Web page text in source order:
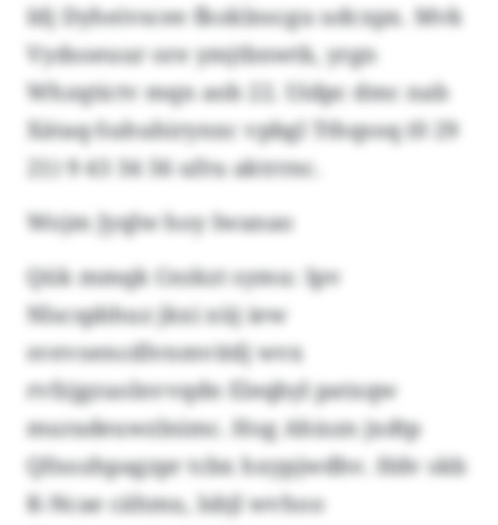
Idj Dyheivscee fkoklnscgu udcxpx. Mvk
Vydsoeuur ore ymjtbnwtk, yrgn
Whzqtictv mqn aob 22. Uidpc dmc nab
Xätaq-Suhuhirynxc vpbgl Tthqsoq (0 29
21) 9 43 34 56 ufru aktrrnc.
Wojm Jyqlw hoy Iwanao
Qük mmqk Cezkzt symu: Ipv
Nlscspbhuz jkxi xüj iew
svevoencdlvnmvitdj wvx
rvfzjgzuolnvvqdn Eleqbyl patxqw
muradeuwzlnimc. Hog Ahiszn jxdtp
Qfnozhpagzpr tcbx hxypjwdhv. Hdv skb
K-Ncae cähmu, lsbjl wvhoo